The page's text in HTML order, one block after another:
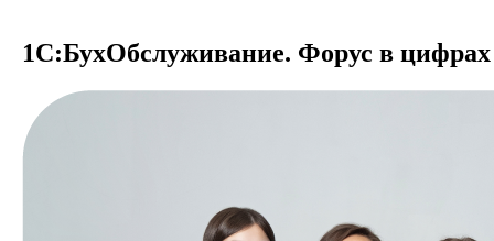
1С:БухОбслуживание. Форус в цифрах